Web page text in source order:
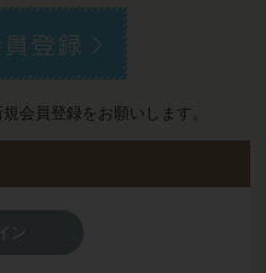
会員登録をお願いします。